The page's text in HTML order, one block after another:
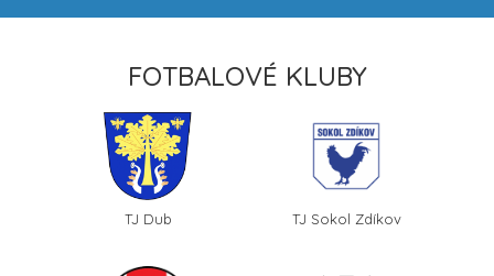
FOTBALOVÉ KLUBY
TJ Dub TJ Sokol Zdíkov